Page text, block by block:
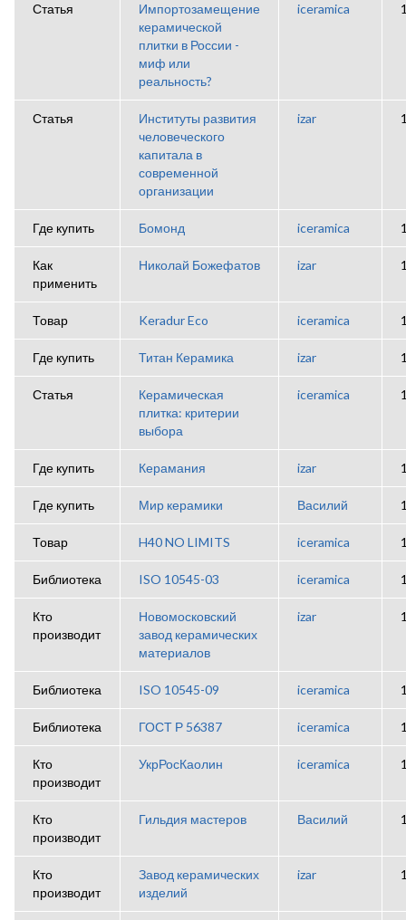
Статья
Импортозамещение
керамической
плитки в России -
миф или
реальность?
iceramica
Статья
Институты развития
человеческого
капитала в
современной
организации
izar
Где купить Бомонд iceramica
Как
применить
Николай Божефатов izar
Товар Keradur Eco iceramica
Где купить Титан Керамика izar
Статья
Керамическая
плитка: критерии
выбора
iceramica
Где купить Керамания izar
Где купить Мир керамики Василий
Товар H40 NO LIMITS iceramica
Библиотека ISO 10545-03 iceramica
Кто
производит
Новомосковский
завод керамических
материалов
izar
Библиотека ISO 10545-09 iceramica
Библиотека ГОСТ Р 56387 iceramica
Кто
производит
УкрРосКаолин iceramica
Кто
производит
Гильдия мастеров Василий
Кто
производит
Завод керамических
изделий
izar